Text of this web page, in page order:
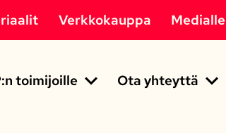
toimijoille Ota yhteyttä
Verkkokauppa Medialle